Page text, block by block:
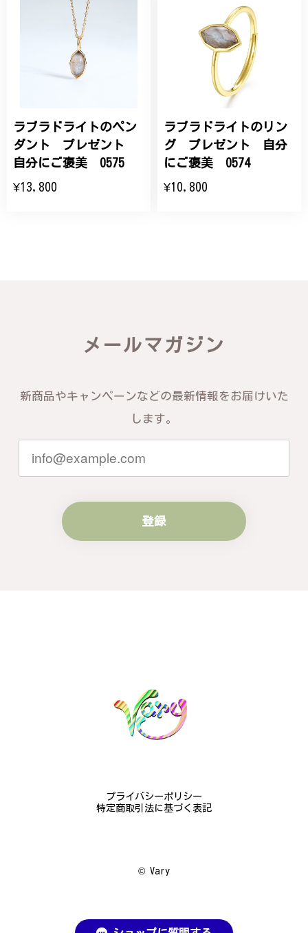
ラブラドライトのペン
ダント プレゼント
自分にご褒美 0575
¥13,800
ラブラドライトのリン
グ プレゼント 自分
にご褒美 0574
¥10,800
メールマガジン
新商品やキャンペーンなどの最新情報をお届けいた
します。
登録
プライバシーポリシー
特定商取引法に基づく表記
©︎ Vary